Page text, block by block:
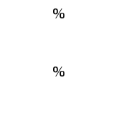
%
%